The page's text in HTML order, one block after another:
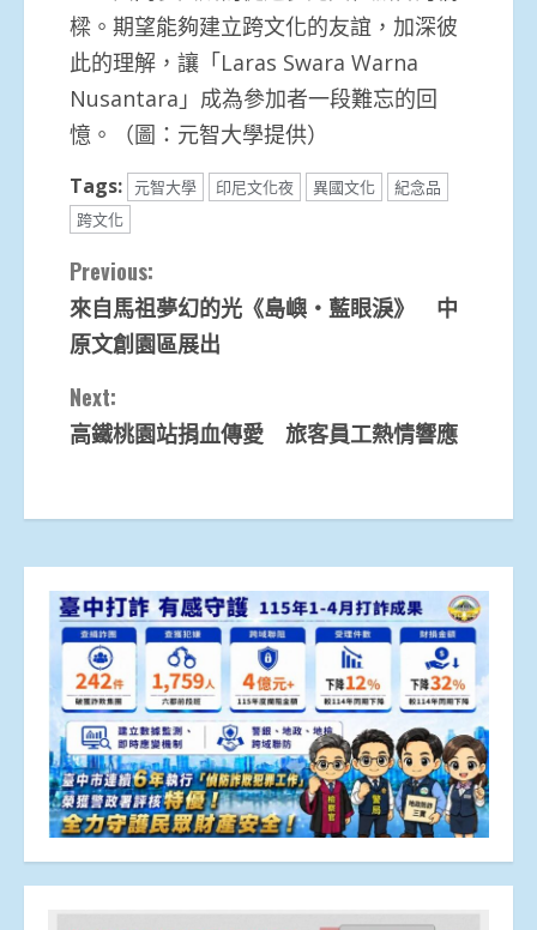
樑。期望能夠建立跨文化的友誼，加深彼
此的理解，讓「Laras Swara Warna
Nusantara」成為參加者一段難忘的回
憶。（圖：元智大學提供）
Tags: 元智大學 印尼文化夜 異國文化
紀念品
跨文化
Continue
Reading
Previous:
來自馬祖夢幻的光《島嶼‧藍眼淚》 中
原文創園區展出
Next:
高鐵桃園站捐血傳愛 旅客員工熱情響應